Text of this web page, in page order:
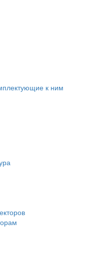
к ним